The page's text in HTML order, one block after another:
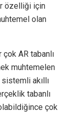
özelliği için
olan
AR tabanlı
muhtemelen
akıllı
tabanlı
çok